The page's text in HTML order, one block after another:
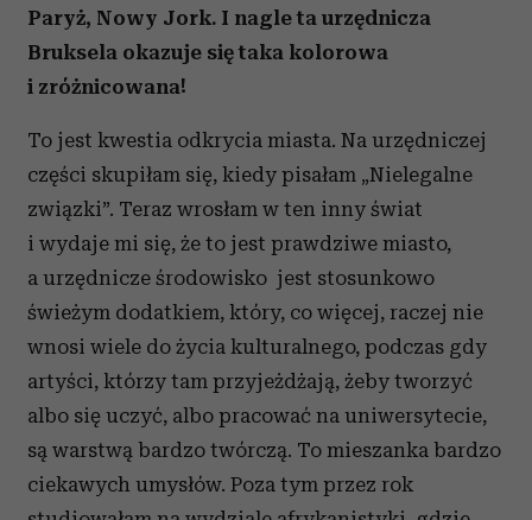
Paryż, Nowy Jork. I nagle ta urzędnicza
Bruksela okazuje się taka kolorowa
i zróżnicowana!
To jest kwestia odkrycia miasta. Na urzędniczej
części skupiłam się, kiedy pisałam „Nielegalne
związki”. Teraz wrosłam w ten inny świat
i wydaje mi się, że to jest prawdziwe miasto,
a urzędnicze środowisko jest stosunkowo
świeżym dodatkiem, który, co więcej, raczej nie
wnosi wiele do życia kulturalnego, podczas gdy
artyści, którzy tam przyjeżdżają, żeby tworzyć
albo się uczyć, albo pracować na uniwersytecie,
są warstwą bardzo twórczą. To mieszanka bardzo
ciekawych umysłów. Poza tym przez rok